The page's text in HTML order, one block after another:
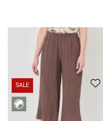
Luftige Culotte, Streifen-Struktur 25,99 € 19,99 €
SALE